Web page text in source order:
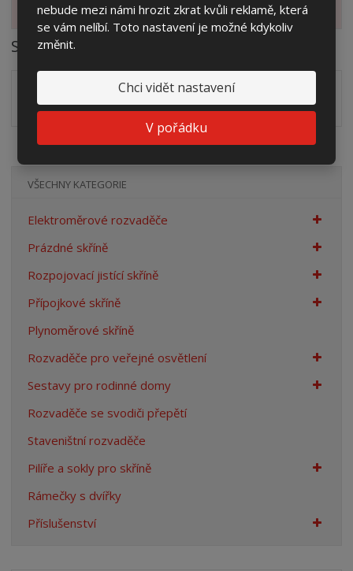
nebude mezi námi hrozit zkrat kvůli reklamě, která
se vám nelíbí. Toto nastavení je možné kdykoliv
změnit.
Chci vidět nastavení
V pořádku
Zobrazit alternativní produkty
Soubory ke stažení
Zakótovaný nákres skříní systému Modul včetně rozložení
zálisků ve formátu PDF pdf (509.02 Kb)
VŠECHNY KATEGORIE
Elektroměrové rozvaděče
Prázdné skříně
Rozpojovací jistící skříně
Přípojkové skříně
Plynoměrové skříně
Rozvaděče pro veřejné osvětlení
Sestavy pro rodinné domy
Rozvaděče se svodiči přepětí
Staveništní rozvaděče
Pilíře a sokly pro skříně
Rámečky s dvířky
Příslušenství